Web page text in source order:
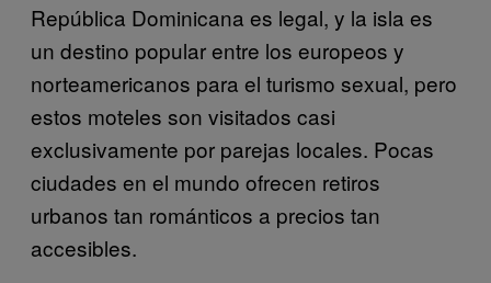
República Dominicana es legal, y la isla es
un destino popular entre los europeos y
norteamericanos para el turismo sexual, pero
estos moteles son visitados casi
exclusivamente por parejas locales. Pocas
ciudades en el mundo ofrecen retiros
urbanos tan románticos a precios tan
accesibles.